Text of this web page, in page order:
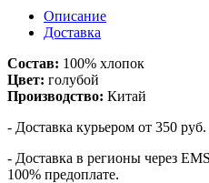
Описание
Доставка
Состав: 100% хлопок
Цвет: голубой
Производство: Китай
- Доставка курьером от 350 руб.
- Доставка в регионы через
100% предоплате.